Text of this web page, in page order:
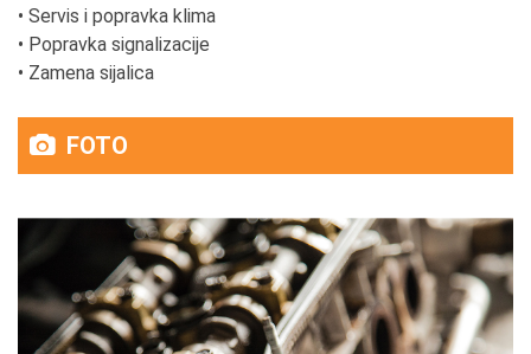
• Servis i popravka klima
• Popravka signalizacije
• Zamena sijalica
FOTO